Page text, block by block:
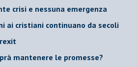
crisi e nessuna emergenza
ai cristiani continuano da secoli
mantenere le promesse?